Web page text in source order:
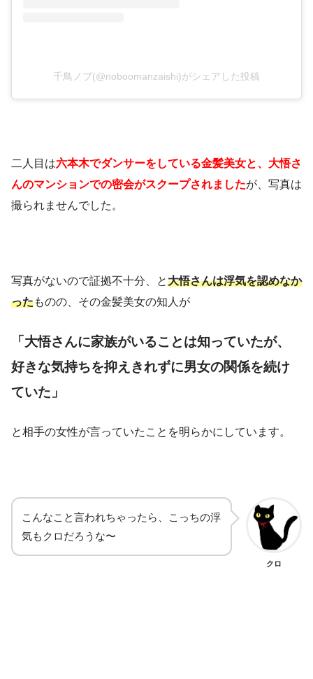
千鳥ノブ(@noboomanzaishi)がシェアした投稿
二人目は六本木でダンサーをしている金髪美女と、大悟さ
んのマンションでの密会がスクープされましたが、写真は
撮られませんでした。
写真がないので証拠不十分、と大悟さんは浮気を認めなか
ったものの、その金髪美女の知人が
「大悟さんに家族がいることは知っていたが、
好きな気持ちを抑えきれずに男女の関係を続け
ていた」
と相手の女性が言っていたことを明らかにしています。
こんなこと言われちゃったら、こっちの浮
気もクロだろうな〜
クロ